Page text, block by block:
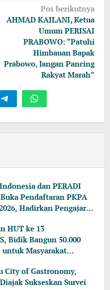
Pos berikutnya
AHMAD KAILANI, Ketua
Umum PERISAI
PRABOWO: “Patuhi
Himbauan Bapak
Prabowo, Jangan Pancing
Rakyat Marah”
dan PERADI
Pendaftaran PKPA
Hadirkan Pengajar
HUT ke 13
Bidik Bangun 50.000
Masyarakat
City of Gastronomy,
Sukseskan Survei